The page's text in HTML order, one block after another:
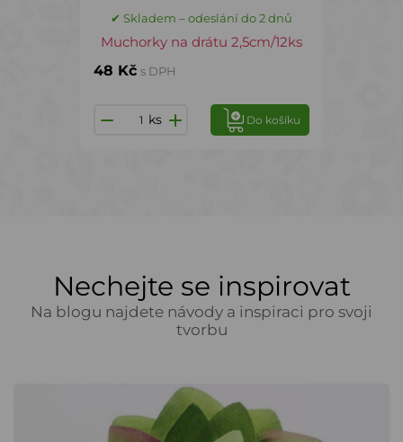
✔ Skladem – odeslání do 2 dnů
Muchorky na drátu 2,5cm/12ks
48 Kč s DPH
ks Do košíku
Nechejte se inspirovat
Na blogu najdete návody a inspiraci pro svoji
tvorbu